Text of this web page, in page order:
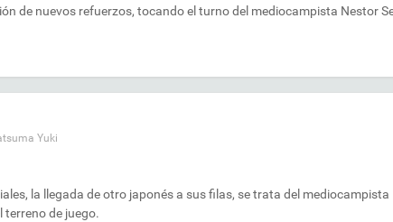
de nuevos refuerzos, tocando el turno del mediocampista Nestor
Yuki
la llegada de otro japonés a sus filas, se trata del mediocampista
terreno de juego.